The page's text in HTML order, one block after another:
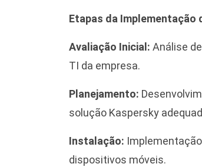
Etapas da Implementação
Avaliação Inicial: Análise
TI da empresa.
Planejamento:
solução Kaspersky
Instalação:
dispositivos móveis.